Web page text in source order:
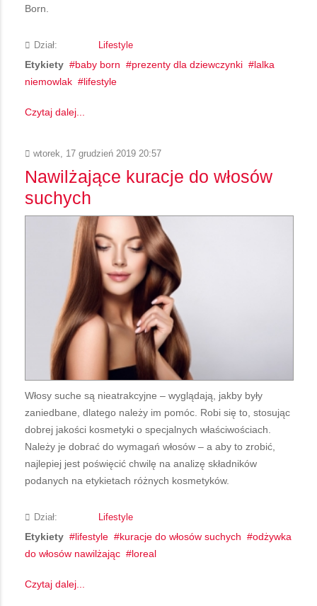
Born.
Dział: Lifestyle
Etykiety baby born prezenty dla dziewczynki
lalka
niemowlak
lifestyle
Czytaj dalej...
wtorek, 17 grudzień 2019 20:57
Nawilżające kuracje do włosów
suchych
Włosy suche są nieatrakcyjne – wyglądają, jakby były
zaniedbane, dlatego należy im pomóc. Robi się to, stosując
dobrej jakości kosmetyki o specjalnych właściwościach.
Należy je dobrać do wymagań włosów – a aby to zrobić,
najlepiej jest poświęcić chwilę na analizę składników
podanych na etykietach różnych kosmetyków.
Dział: Lifestyle
Etykiety lifestyle kuracje do włosów suchych
odżywka
do włosów nawilżając
loreal
Czytaj dalej...